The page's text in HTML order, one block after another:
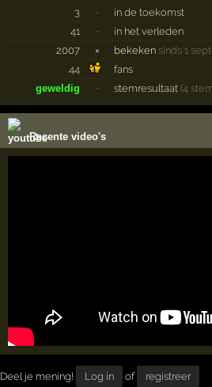
3
·
in de toekomst
41
·
in het verleden
2007
× bekeken sinds 1
44
fans
geweldig
· stemresultaat (4
Recente video's
Deel je mening! Log in of registreer